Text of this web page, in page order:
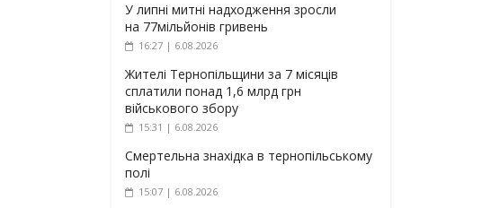
У липні митні надходження зросли
на 77мільйонів гривень
16:27 | 6.08.2026
Жителі Тернопільщини за 7 місяців
сплатили понад 1,6 млрд грн
військового збору
15:31 | 6.08.2026
Смертельна знахідка в тернопільському
полі
15:07 | 6.08.2026